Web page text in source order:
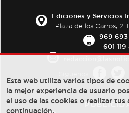
Ediciones y Servicios
Plaza de los Carros, 2.
969
601 119
Esta web utiliza varios tipos de
la mejor experiencia de usuario
el uso de las cookies o realizar tus
continuación.